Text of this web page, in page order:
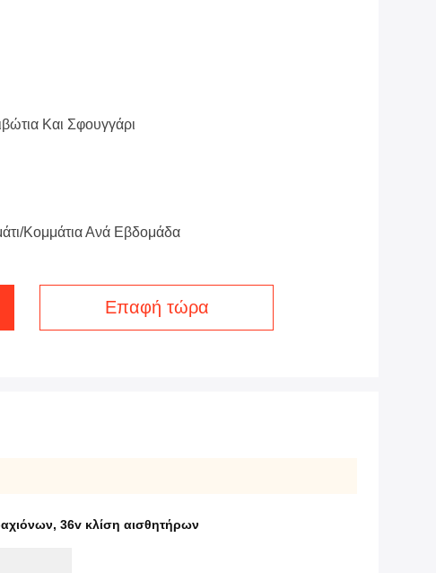
Και Σφουγγάρι
κομμάτια Ανά Εβδομάδα
Επαφή τώρα
, 36v κλίση αισθητήρων